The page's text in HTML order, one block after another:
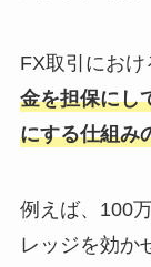
FX取引におけ
金を担保にし
にする仕組み
例えば、100
レッジを効か